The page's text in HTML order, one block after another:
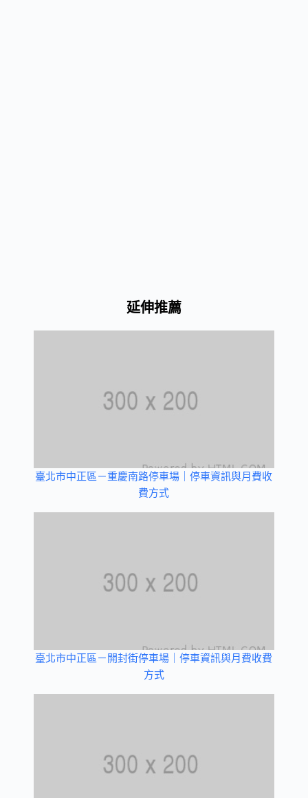
延伸推薦
臺北市中正區－重慶南路停車場｜停車資訊與月費收
費方式
臺北市中正區－開封街停車場｜停車資訊與月費收費
方式